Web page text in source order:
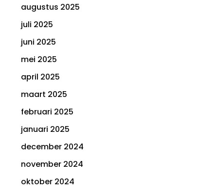
augustus 2025
juli 2025
juni 2025
mei 2025
april 2025
maart 2025
februari 2025
januari 2025
december 2024
november 2024
oktober 2024